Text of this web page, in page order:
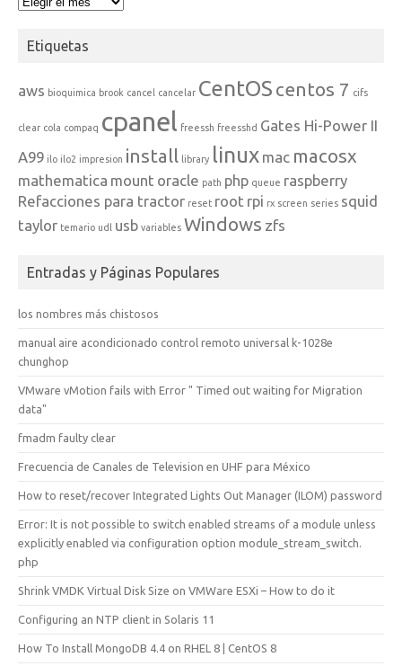
Etiquetas
aws bioquimica brook cancel cancelar CentOS centos 7 cifs
clear cola compaq cpanel freessh freesshd Gates Hi-Power II
A99 ilo ilo2 impresion install library linux mac macosx
mathematica mount oracle path php queue raspberry
Refacciones para tractor reset root rpi rx screen series squid
taylor temario udl usb variables Windows zfs
Entradas y Páginas Populares
los nombres más chistosos
manual aire acondicionado control remoto universal k-1028e
chunghop
VMware vMotion fails with Error " Timed out waiting for Migration
data"
fmadm faulty clear
Frecuencia de Canales de Television en UHF para México
How to reset/recover Integrated Lights Out Manager (ILOM) password
Error: It is not possible to switch enabled streams of a module unless
explicitly enabled via configuration option module_stream_switch.
php
Shrink VMDK Virtual Disk Size on VMWare ESXi – How to do it
Configuring an NTP client in Solaris 11
How To Install MongoDB 4.4 on RHEL 8 | CentOS 8